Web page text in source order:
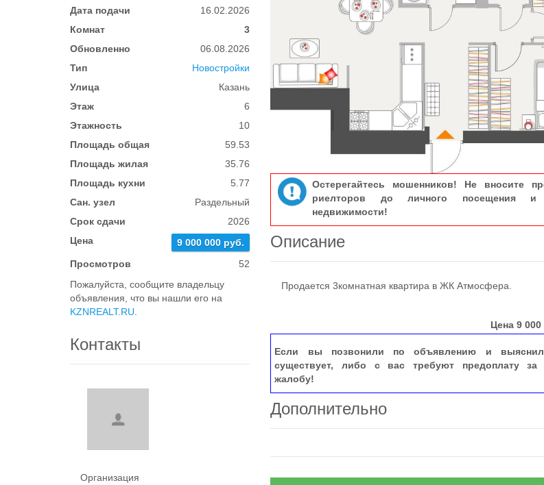
Дата подачи
16.02.2026
Комнат
3
Обновленно
06.08.2026
Тип
Новостройки
Улица
Казань
Этаж
6
Этажность
10
Площадь общая
59.53
Площадь жилая
35.76
Площадь кухни
5.77
Сан. узел
Раздельный
Срок сдачи
2026
Цена
9 000 000 руб.
Просмотров
52
Пожалуйста, сообщите владельцу
объявления, что вы нашли его на
KZNREALT.RU
Контакты
Организация
Остерегайтесь мошенников! Не вносите
риелторов до личного посещения и
недвижимости!
Описание
Продается 3комнатная квартира в ЖК Атмосфера.
Цена9 000
Если вы позвонили по объявлению и
существует, либо с вас требуют предоплату за
жалобу!
Дополнительно